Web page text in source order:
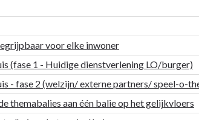
voor elke inwoner
(fase 1 - Huidige dienstverlening LO/burger)
- fase 2 (welzijn/ externe partners/ speel-o-
themabalies aan één balie op het gelijkvloers